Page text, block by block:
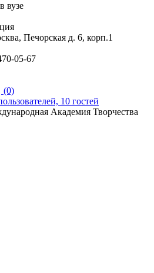
вузе
Печорская д. 6, корп.1
05-67
(0)
10 гостей
Академия Творчества